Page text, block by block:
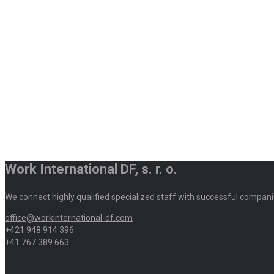
Work International DF, s. r. o.
We connect highly qualified specialized staff with successful
office@workinternational-df.com
+421 948 914 396
+41 767 389 663